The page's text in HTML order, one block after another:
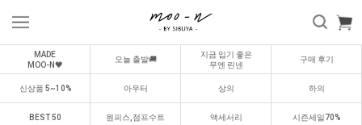
MADE
MOO-N🖤
오늘 출발🚚
지금 입기 좋은
무엔 린넨
구매 후기
신상품 5~10% 아우터 상의 하의
BEST 50 원피스,점프수트 액세서리 시즌세일70%